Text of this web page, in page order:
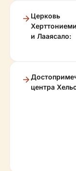
Церковь
Херттониеми
и Лааясало:
центра